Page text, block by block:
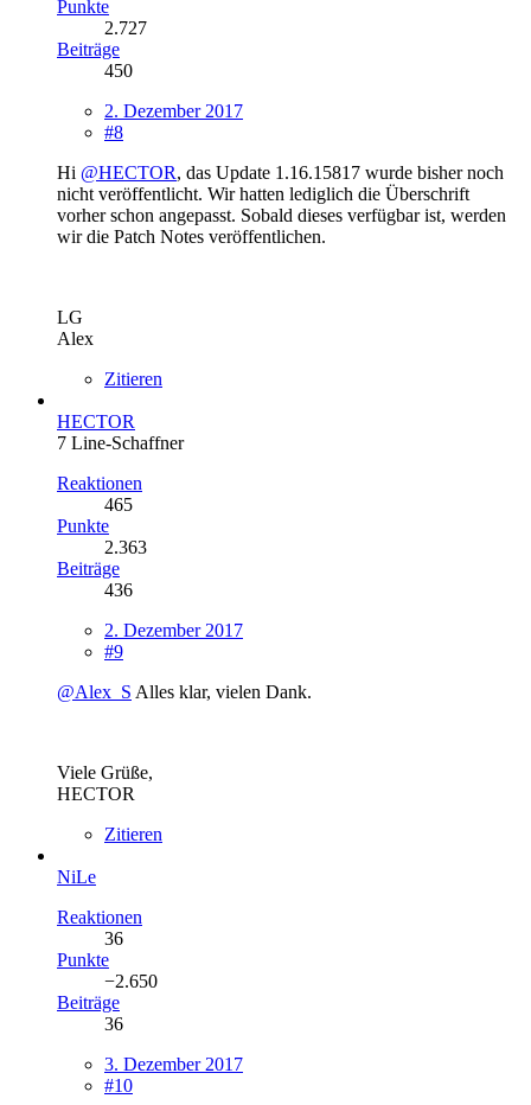
Punkte
2.727
Beiträge
450
2. Dezember 2017
#8
Hi @HECTOR, das Update 1.16.15817 wurde bisher noch
nicht veröffentlicht. Wir hatten lediglich die Überschrift
vorher schon angepasst. Sobald dieses verfügbar ist, werden
wir die Patch Notes veröffentlichen.
LG
Alex
Zitieren
HECTOR
7 Line-Schaffner
Reaktionen
465
Punkte
2.363
Beiträge
436
2. Dezember 2017
#9
@Alex_S Alles klar, vielen Dank.
Viele Grüße,
HECTOR
Zitieren
NiLe
Reaktionen
36
Punkte
−2.650
Beiträge
36
3. Dezember 2017
#10